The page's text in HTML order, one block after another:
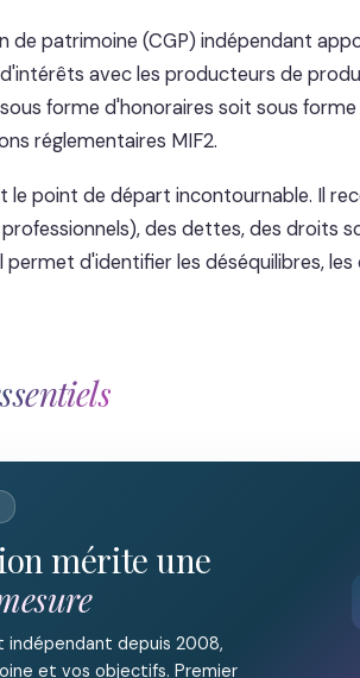
de patrimoine (CGP) indépendant
avec les producteurs de
forme d'honoraires soit sous
réglementaires MIF2.
le point de départ incontournable. Il
des dettes, des droits
d'identifier les déséquilibres,
mérite une
indépendant depuis 2008,
et vos objectifs. Premier